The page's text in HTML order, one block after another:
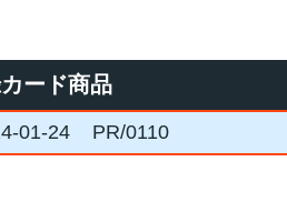
ード商品
01-24 PR/0110